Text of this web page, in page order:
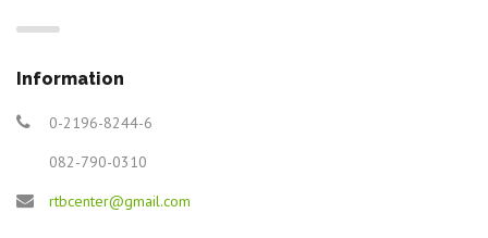
Information
0-2196-8244-6
082-790-0310
rtbcenter@gmail.com